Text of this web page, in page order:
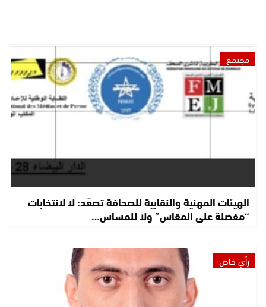
مجتمع
الهيئات المهنية والنقابية للصحافة تصعّد: لا لانتخابات
“مفصلة على المقاس” ولا للمساس…
رأي خاص